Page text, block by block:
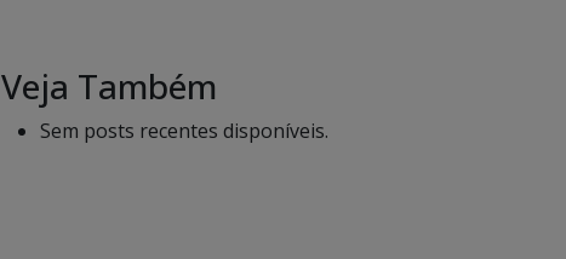
Veja Também
Sem posts recentes disponíveis.